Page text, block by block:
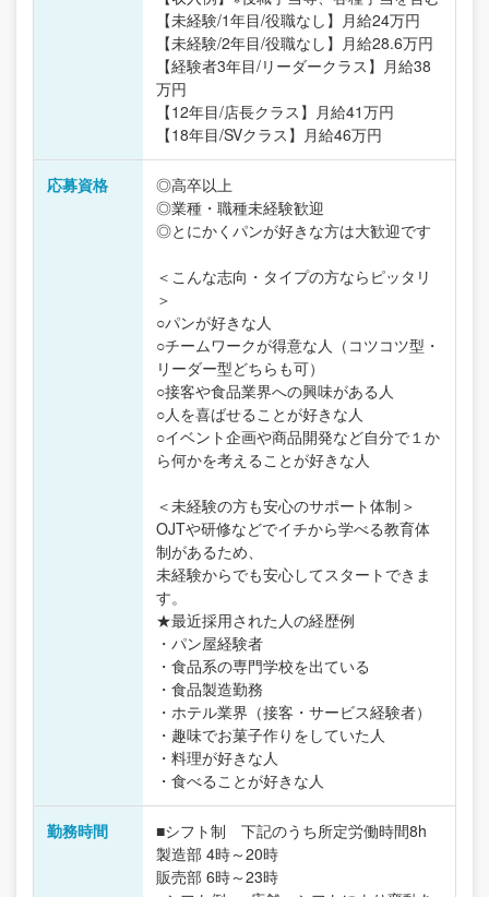
【未経験/1年目/役職なし】月給24万円
【未経験/2年目/役職なし】月給28.6万円
【経験者3年目/リーダークラス】月給38
万円
【12年目/店長クラス】月給41万円
【18年目/SVクラス】月給46万円
応募資格
◎高卒以上
◎業種・職種未経験歓迎
◎とにかくパンが好きな方は大歓迎です
＜こんな志向・タイプの方ならピッタリ
＞
○パンが好きな人
○チームワークが得意な人（コツコツ型・
リーダー型どちらも可）
○接客や食品業界への興味がある人
○人を喜ばせることが好きな人
○イベント企画や商品開発など自分で１か
ら何かを考えることが好きな人
＜未経験の方も安心のサポート体制＞
OJTや研修などでイチから学べる教育体
制があるため、
未経験からでも安心してスタートできま
す。
★最近採用された人の経歴例
・パン屋経験者
・食品系の専門学校を出ている
・食品製造勤務
・ホテル業界（接客・サービス経験者）
・趣味でお菓子作りをしていた人
・料理が好きな人
・食べることが好きな人
勤務時間
■シフト制 下記のうち所定労働時間8h
製造部 4時～20時
販売部 6時～23時